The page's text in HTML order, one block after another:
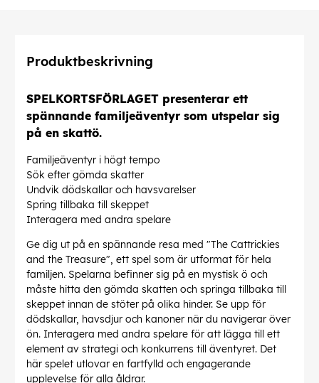
Produktbeskrivning
SPELKORTSFÖRLAGET presenterar ett
spännande familjeäventyr som utspelar sig
på en skattö.
Familjeäventyr i högt tempo
Sök efter gömda skatter
Undvik dödskallar och havsvarelser
Spring tillbaka till skeppet
Interagera med andra spelare
Ge dig ut på en spännande resa med "The Cattrickies
and the Treasure", ett spel som är utformat för hela
familjen. Spelarna befinner sig på en mystisk ö och
måste hitta den gömda skatten och springa tillbaka till
skeppet innan de stöter på olika hinder. Se upp för
dödskallar, havsdjur och kanoner när du navigerar över
ön. Interagera med andra spelare för att lägga till ett
element av strategi och konkurrens till äventyret. Det
här spelet utlovar en fartfylld och engagerande
upplevelse för alla åldrar.